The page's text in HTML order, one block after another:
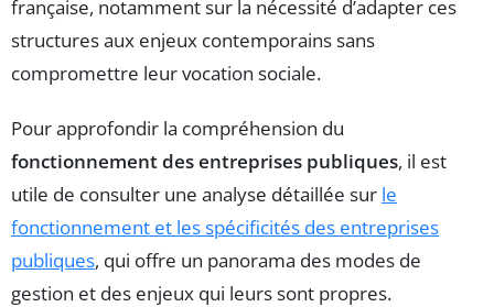
française, notamment sur la nécessité d’adapter ces
structures aux enjeux contemporains sans
compromettre leur vocation sociale.
Pour approfondir la compréhension du
fonctionnement des entreprises publiques, il est
utile de consulter une analyse détaillée sur le
fonctionnement et les spécificités des entreprises
publiques, qui offre un panorama des modes de
gestion et des enjeux qui leurs sont propres.